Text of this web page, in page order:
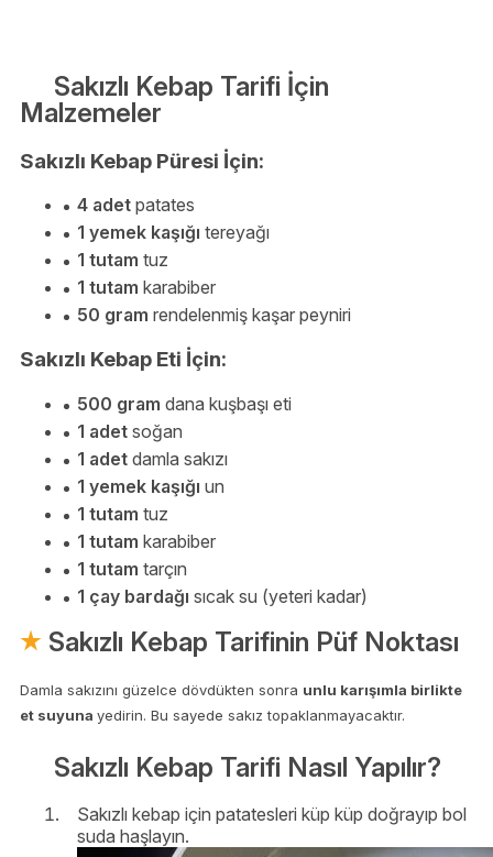
Sakızlı Kebap Tarifi İçin
Malzemeler
Sakızlı Kebap Püresi İçin:
4 adet patates
1 yemek kaşığı tereyağı
1 tutam tuz
1 tutam karabiber
50 gram rendelenmiş kaşar peyniri
Sakızlı Kebap Eti İçin:
500 gram dana kuşbaşı eti
1 adet soğan
1 adet damla sakızı
1 yemek kaşığı un
1 tutam tuz
1 tutam karabiber
1 tutam tarçın
1 çay bardağı sıcak su (yeteri kadar)
Sakızlı Kebap Tarifinin Püf Noktası
Damla sakızını güzelce dövdükten sonra unlu karışımla birlikte
et suyuna yedirin. Bu sayede sakız topaklanmayacaktır.
Sakızlı Kebap Tarifi Nasıl Yapılır?
Sakızlı kebap için patatesleri küp küp doğrayıp bol
suda haşlayın.